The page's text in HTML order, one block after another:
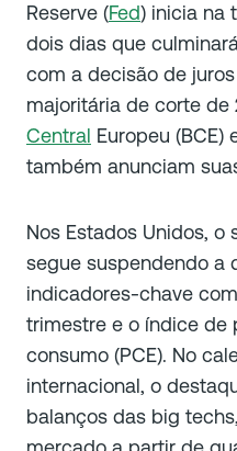
Reserve (Fed) inicia na
dois dias que
com a decisão de
majoritária de corte de
Central Europeu (BCE)
também anunciam
Nos Estados Unidos,
segue suspendendo a
indicadores-chave
trimestre e o índice de
consumo (PCE). No
internacional, o
balanços das big